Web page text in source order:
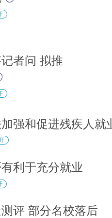
者问 拟推
强和促进残疾人就
利于充分就业
评 部分名校落后